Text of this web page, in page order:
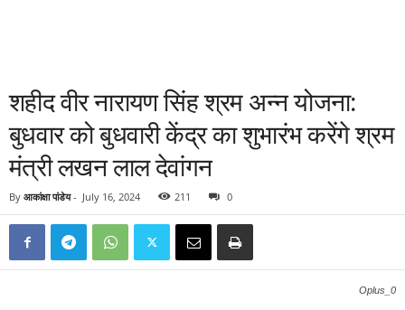
शहीद वीर नारायण सिंह श्रम अन्न योजना:
बुधवार को बुधवारी केंद्र का शुभारंभ करेंगे श्रम
मंत्री लखन लाल देवांगन
By आकांक्षा पांडेय- July 16, 2024 211 0
Oplus_0